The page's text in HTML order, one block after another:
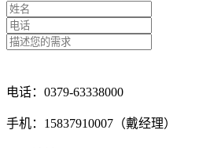
电话：0379-63338000
手机：15837910007（戴经理）